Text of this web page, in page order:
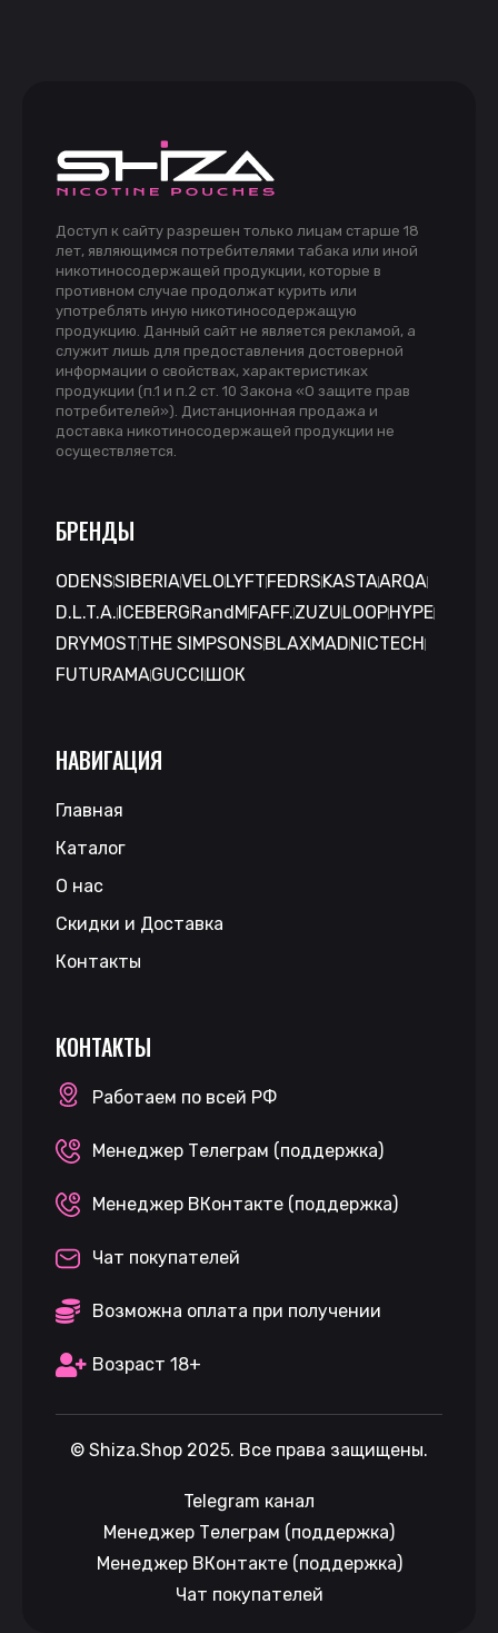
Доступ к сайту разрешен только лицам старше 18
лет, являющимся потребителями табака или иной
никотиносодержащей продукции, которые в
противном случае продолжат курить или
употреблять иную никотиносодержащую
продукцию. Данный сайт не является рекламой, а
служит лишь для предоставления достоверной
информации о свойствах, характеристиках
продукции (п.1 и п.2 ст. 10 Закона «О защите прав
потребителей»). Дистанционная продажа и
доставка никотиносодержащей продукции не
осуществляется.
БРЕНДЫ
ODENSSIBERIAVELO LYFT FEDRS KASTAARQA
D.L.T.A. ICEBERG RandM FAFF.ZUZU LOOPHYPE
DRYMOSTTHE SIMPSONS BLAXMAD NICTECH
FUTURAMAGUCCI ШОК
НАВИГАЦИЯ
Главная
Каталог
О нас
Скидки и Доставка
Контакты
КОНТАКТЫ
Работаем по всей РФ
Менеджер Телеграм (поддержка)
Менеджер ВКонтакте (поддержка)
Чат покупателей
Возможна оплата при получении
Возраст 18+
© Shiza.Shop 2025. Все права защищены.
Telegram канал
Менеджер Телеграм (поддержка)
Менеджер ВКонтакте (поддержка)
Чат покупателей